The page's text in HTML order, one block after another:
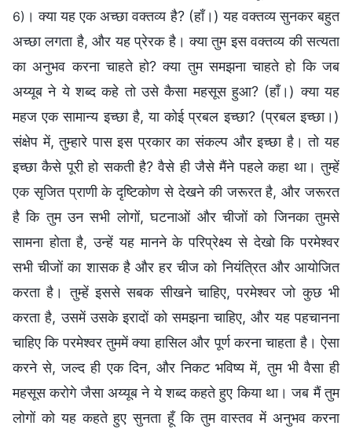
6) । क्या यह एक अच्छा वक्तव्य है? (हाँ।) यह वक्तव्य सुनकर बहुत
अच्छा लगता है, और यह प्रेरक है। क्या तुम इस वक्तव्य की सत्यता
का अनुभव करना चाहते हो? क्या तुम समझना चाहते हो कि जब
अय्यूब ने ये शब्द कहे तो उसे कैसा महसूस हुआ? (हाँ।) क्या यह
महज एक सामान्य इच्छा है, या कोई प्रबल इच्छा? (प्रबल इच्छा।)
संक्षेप में, तुम्हारे पास इस प्रकार का संकल्प और इच्छा है। तो यह
इच्छा कैसे पूरी हो सकती है? वैसे ही जैसे मैंने पहले कहा था। तुम्हें
एक सृजित प्राणी के दृष्टिकोण से देखने की जरूरत है, और जरूरत
है कि तुम उन सभी लोगों, घटनाओं और चीजों को जिनका तुमसे
सामना होता है, उन्हें यह मानने के परिप्रेक्ष्य से देखो कि परमेश्वर
सभी चीजों का शासक है और हर चीज को नियंत्रित और आयोजित
करता है। तुम्हें इससे सबक सीखने चाहिए, परमेश्वर जो कुछ भी
करता है, उसमें उसके इरादों को समझना चाहिए, और यह पहचानना
चाहिए कि परमेश्वर तुममें क्या हासिल और पूर्ण करना चाहता है। ऐसा
करने से, जल्द ही एक दिन, और निकट भविष्य में, तुम भी वैसा ही
महसूस करोगे जैसा अय्यूब ने ये शब्द कहते हुए किया था। जब मैं तुम
लोगों को यह कहते हुए सुनता हूँ कि तुम वास्तव में अनुभव करना